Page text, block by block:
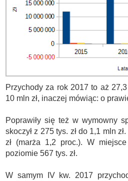
Przychody za rok 2017 to aż
10 mln zł, inaczej mówiąc: o
Poprawiły się też w wymowny
skoczył z 275 tys. zł do 1,1 mln
zł (marża 1,2 proc.). W
poziomie 567 tys. zł.
W samym IV kw. 2017